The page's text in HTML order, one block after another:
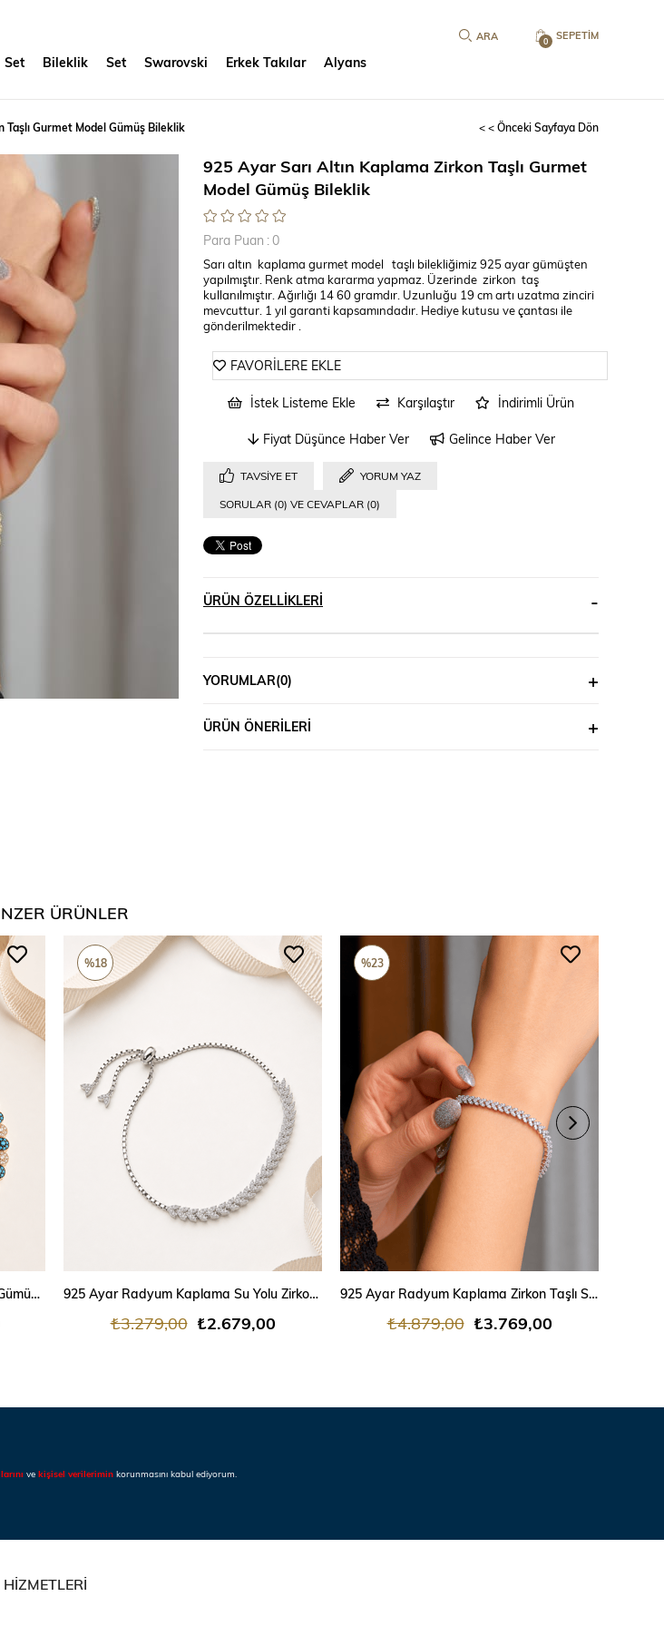
SEPETIM
0
Set Bileklik Set Swarovski Erkek Takılar Alyans
Taşlı Gurmet Model Gümüş Bileklik < < Önceki Sayfaya Dön
925 Ayar Sarı Altın Kaplama Zirkon Taşlı Gurmet
Model Gümüş Bileklik
Para Puan :0
Sarı altın kaplama gurmet model taşlı bilekliğimiz 925 ayar gümüşten
yapılmıştır. Renk atma kararma yapmaz. Üzerinde zirkon taş
kullanılmıştır. Ağırlığı 14 60 gramdır. Uzunluğu 19 cm artı uzatma zinciri
mevcuttur. 1 yıl garanti kapsamındadır. Hediye kutusu ve çantası ile
gönderilmektedir .
FAVORILERE EKLE
İstek Listeme Ekle Karşılaştır İndirimli Ürün
Fiyat Düşünce Haber Ver Gelince Haber Ver
TAVSIYE ET
YORUM YAZ
SORULAR (0) VE CEVAPLAR (0)
ÜRÜN ÖZELLIKLERI
YORUMLAR(0)
ÜRÜN ÖNERILERI
ÜRÜNLER
925 Ayar Turkuvaz Taşlı Asansörlü Gümüş Bileklik
SEPETE EKLE
925 Ayar Radyum Kaplama Su Yolu Zirkon Taşlı Asansörlü Gümüş Bileklik
₺2.679,00
₺3.279,00
%18
SEPETE EKLE
925 Ayar Radyum Kaplama Zirkon Taşlı Su Yolu Gümüş Bileklik
₺3.769,00
₺4.879,00
%23
vekişisel verilerimin korunmasını kabul ediyorum.